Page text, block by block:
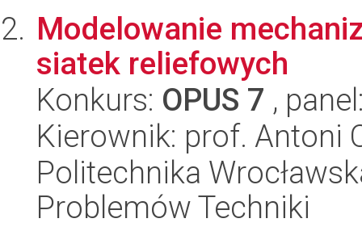
Modelowanie
siatek reliefowych
Konkurs: OPUS 7 ,
Kierownik: prof. Antoni
Politechnika
Problemów Techniki